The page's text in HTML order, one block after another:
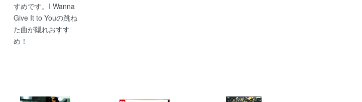
すめです。I Wanna
Give It to Youの跳ね
た曲が隠れおすす
め！